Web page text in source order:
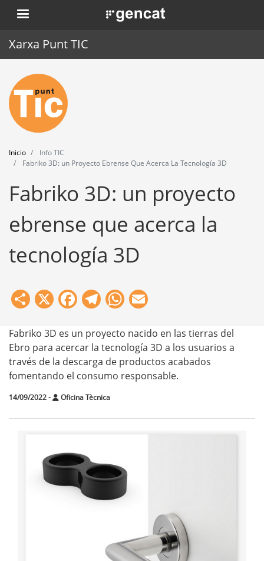
Pasar
al
. Obre en una nova finestra.
Xarxa Punt TIC
Inicio
Punt TIC
Actualidad
Agenda
Formación
Herramientas
Inicio
Info TIC
Fabriko 3D: un Proyecto Ebrense Que Acerca La Tecnología 3D
Fabriko 3D: un proyecto
ebrense que acerca la
tecnología 3D
Share
X Facebook
Telegram
WhatsApp
Fabriko 3D es un proyecto nacido en las tierras del
Ebro para acercar la tecnología 3D a los usuarios a
través de la descarga de productos acabados
fomentando el consumo responsable.
14/09/2022- Oficina Tècnica